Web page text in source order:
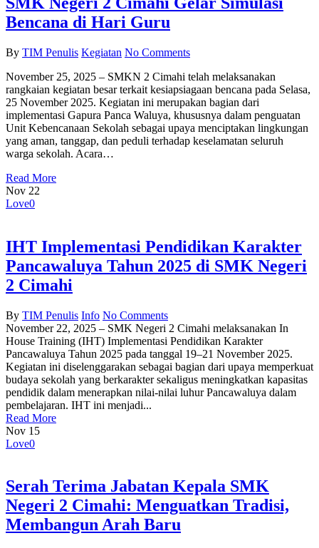
Bencana di Hari Guru
By TIM Penulis Kegiatan No Comments
November 25, 2025 – SMKN 2 Cimahi telah melaksanakan
rangkaian kegiatan besar terkait kesiapsiagaan bencana pada Selasa,
25 November 2025. Kegiatan ini merupakan bagian dari
implementasi Gapura Panca Waluya, khususnya dalam penguatan
Unit Kebencanaan Sekolah sebagai upaya menciptakan lingkungan
yang aman, tanggap, dan peduli terhadap keselamatan seluruh
warga sekolah. Acara…
Read More
Nov 22
Love0
IHT Implementasi Pendidikan Karakter
Pancawaluya Tahun 2025 di SMK Negeri
2 Cimahi
By TIM Penulis Info No Comments
November 22, 2025 – SMK Negeri 2 Cimahi melaksanakan In
House Training (IHT) Implementasi Pendidikan Karakter
Pancawaluya Tahun 2025 pada tanggal 19–21 November 2025.
Kegiatan ini diselenggarakan sebagai bagian dari upaya memperkuat
budaya sekolah yang berkarakter sekaligus meningkatkan kapasitas
pendidik dalam menerapkan nilai-nilai luhur Pancawaluya dalam
pembelajaran. IHT ini menjadi...
Read More
Nov 15
Love0
Serah Terima Jabatan Kepala SMK
Negeri 2 Cimahi: Menguatkan Tradisi,
Membangun Arah Baru